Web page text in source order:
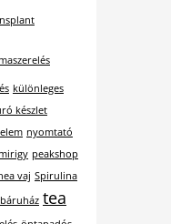
különleges
készlet
nyomtató
peakshop
vaj Spirulina
tea